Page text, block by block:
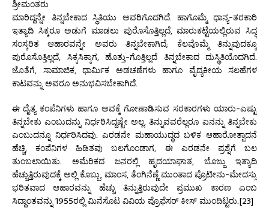
ಶ್ರೀಮಂತರು
ಮಾರಿದ್ದನ್ನೇ ತಿನ್ನಬೇಕಾದ ಸ್ಥಿತಿಯು ಅವರಿಗೊದಗಿದೆ. ಹಾಗೊಮ್ಮೆ ಧಾನ್ಯ-ತರಕಾರಿ
ಇತ್ಯಾದಿ ಸಿಕ್ಕರೂ ಅಡುಗೆ ಮಾಡಲು ಪುರೊಸೊತ್ತಿಲ್ಲದೆ, ಮಾರುಕಟ್ಟೆಯಲ್ಲಿರುವ ಸಿದ್ಧ
ಸಂಸ್ಕರಿತ ಆಹಾರವನ್ನೇ ಅವರು ತಿನ್ನಬೇಕಾಗಿದೆ; ಕೆಲವೊಮ್ಮೆ ತಿನ್ನುವುದಕ್ಕೂ
ಪುರೊಸೊತ್ತಿಲ್ಲದೆ, ಸಿಕ್ಕಸಿಕ್ಕಾಗ, ಹೊತ್ತು-ಗೊತ್ತಿಲ್ಲದೆ ತಿನ್ನಬೇಕಾದ ದುಸ್ಥಿತಿಯೊದಗಿದೆ.
ಜೊತೆಗೆ, ಸಾಮಾಜಿಕ, ಧಾರ್ಮಿಕ ಅಡಚಣೆಗಳು ಹಾಗೂ ವೈದ್ಯಕೀಯ ಸಲಹೆಗಳ
ಕಾಟವನ್ನು ಅವರೂ ಅನುಭವಿಸಬೇಕಾಗಿದೆ.
ಈ ದೈತ್ಯ ಕಂಪೆನಿಗಳು ಹಾಗೂ ಅವಕ್ಕೆ ಗೋಣಾಡಿಸುವ ಸರಕಾರಗಳು ಯಾರು-ಎಷ್ಟು
ತಿನ್ನಬೇಕು ಎಂಬುದನ್ನು ನಿರ್ಧರಿಸಿದ್ದಷ್ಟೇ ಅಲ್ಲ, ತಿನ್ನುವವರೆಲ್ಲರೂ ಏನನ್ನು ತಿನ್ನಬೇಕು
ಎಂಬುದನ್ನೂ ನಿರ್ಧರಿಸಿದವು. ಎರಡನೇ ಮಹಾಯುದ್ಧದ ಬಳಿಕ ಆಹಾರೋತ್ಪಾದನೆ
ಹೆಚ್ಚಿ, ಕಂಪೆನಿಗಳ ಹಿಡಿತವು ಬಲಗೊಂಡಾಗ, ಈ ಎರಡನೇ ಪ್ರಶ್ನೆಗೆ ಬಲ
ತುಂಬಲಾಯಿತು. ಅಮೆರಿಕದ ಜನರಲ್ಲಿ ಹೃದಯಾಘಾತ, ಬೊಜ್ಜು ಇತ್ಯಾದಿ
ಹೆಚ್ಚುತ್ತಿರುವುದಕ್ಕೆ ಅಲ್ಲಿ ಕೊಬ್ಬು, ಮಾಂಸ, ತೆಂಗಿನೆಣ್ಣೆ ಮುಂತಾದ ಪ್ರೊಟೀನು-ಮೇದಸ್ಸು
ಭರಿತವಾದ ಆಹಾರವನ್ನು ಹೆಚ್ಚು ತಿನ್ನುತ್ತಿರುವುದೇ ಪ್ರಮುಖ ಕಾರಣ ಎಂಬ
ಸಿದ್ಧಾಂತವನ್ನು 1955ರಲ್ಲಿ ಮಿನೆಸೊಟ ವಿವಿಯ ಪ್ರೊಫೆಸರ್ ಕೀಸ್ ಮುಂದಿಟ್ಟರು.[23]